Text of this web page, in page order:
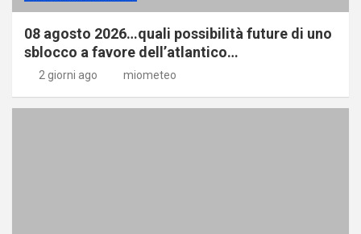
08 agosto 2026…quali possibilità future di uno
sblocco a favore dell’atlantico…
2 giorni ago miometeo